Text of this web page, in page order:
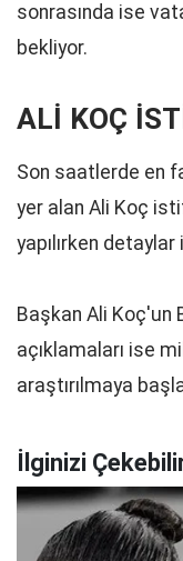
sonrasında ise
bekliyor.
ALİ KOÇ
Son saatlerde en
yer alan Ali Koç
yapılırken
Başkan Ali Koç'un
açıklamaları ise
araştırılmaya